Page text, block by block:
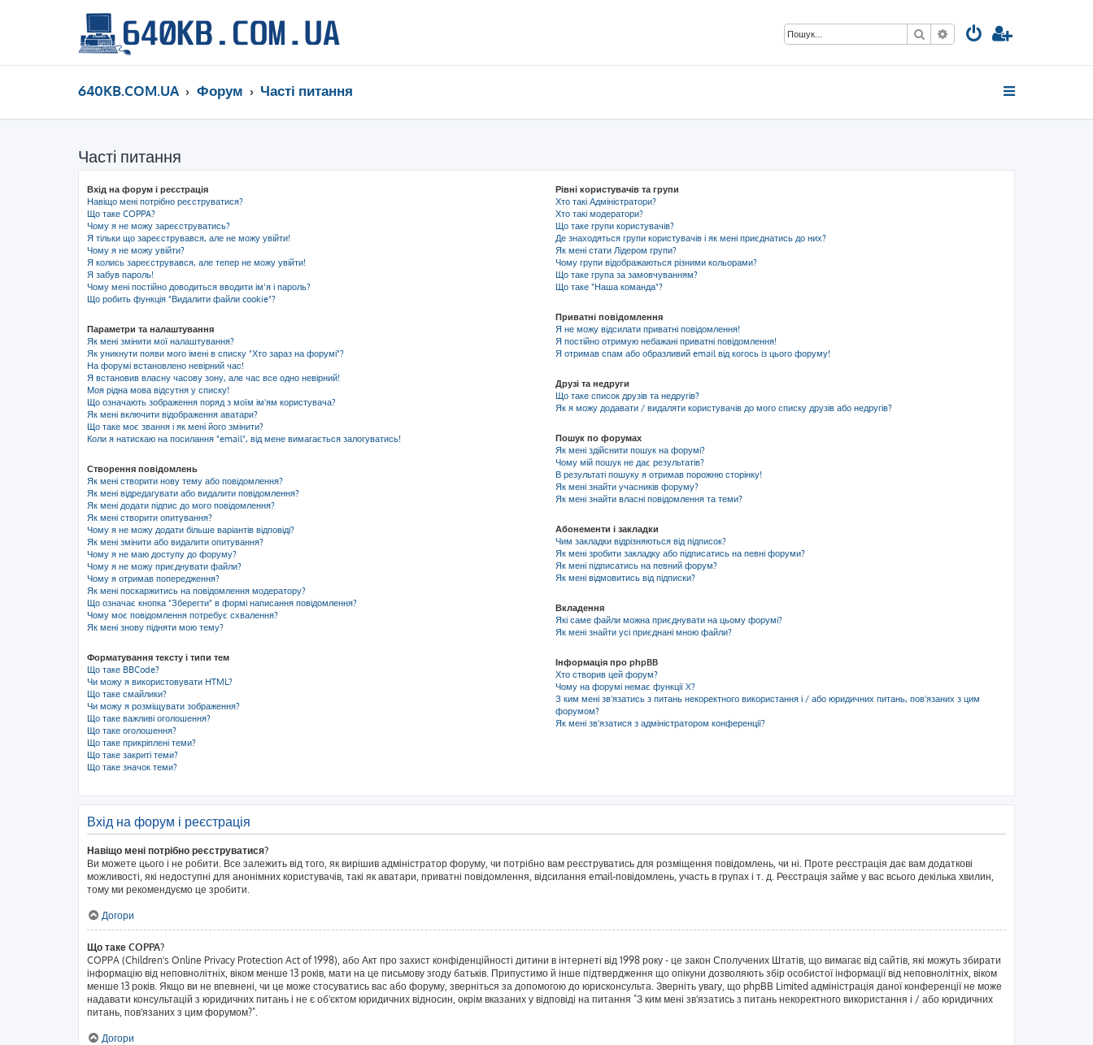
ПошукРозширений пошук
640KB.COM.UA Форум Часті питання
Часті питання
Вхід на форум і реєстрація
Навіщо мені потрібно реєструватися?
Що таке COPPA?
Чому я не можу зареєструватись?
Я тільки що зареєструвався, але не можу увійти!
Чому я не можу увійти?
Я колись зареєструвався, але тепер не можу увійти!
Я забув пароль!
Чому мені постійно доводиться вводити ім’я і пароль?
Що робить функція "Видалити файли cookie"?
Параметри та налаштування
Як мені змінити мої налаштування?
Як уникнути появи мого імені в списку "Хто зараз на форумі"?
На форумі встановлено невірний час!
Я встановив власну часову зону, але час все одно невірний!
Моя рідна мова відсутня у списку!
Що означають зображення поряд з моїм ім'ям користувача?
Як мені включити відображення аватари?
Що таке моє звання і як мені його змінити?
Коли я натискаю на посилання "email", від мене вимагається залогуватись!
Створення повідомлень
Як мені створити нову тему або повідомлення?
Як мені відредагувати або видалити повідомлення?
Як мені додати підпис до мого повідомлення?
Як мені створити опитування?
Чому я не можу додати більше варіантів відповіді?
Як мені змінити або видалити опитування?
Чому я не маю доступу до форуму?
Чому я не можу приєднувати файли?
Чому я отримав попередження?
Як мені поскаржитись на повідомлення модератору?
Що означає кнопка "Зберегти" в формі написання повідомлення?
Чому моє повідомлення потребує схвалення?
Як мені знову підняти мою тему?
Форматування тексту і типи тем
Що таке BBCode?
Чи можу я використовувати HTML?
Що таке смайлики?
Чи можу я розміщувати зображення?
Що таке важливі оголошення?
Що таке оголошення?
Що таке прикріплені теми?
Що таке закриті теми?
Що таке значок теми?
Рівні користувачів та групи
Хто такі Адміністратори?
Хто такі модератори?
Що таке групи користувачів?
Де знаходяться групи користувачів і як мені приєднатись до них?
Як мені стати Лідером групи?
Чому групи відображаються різними кольорами?
Що таке група за замовчуванням?
Що таке "Наша команда"?
Приватні повідомлення
Я не можу відсилати приватні повідомлення!
Я постійно отримую небажані приватні повідомлення!
Я отримав спам або образливий email від когось із цього форуму!
Друзі та недруги
Що таке список друзів та недругів?
Як я можу додавати / видаляти користувачів до мого списку друзів або недругів?
Пошук по форумах
Як мені здійснити пошук на форумі?
Чому мій пошук не дає результатів?
В результаті пошуку я отримав порожню сторінку!
Як мені знайти учасників форуму?
Як мені знайти власні повідомлення та теми?
Абонементи і закладки
Чим закладки відрізняються від підписок?
Як мені зробити закладку або підписатись на певні форуми?
Як мені підписатись на певний форум?
Як мені відмовитись від підписки?
Вкладення
Які саме файли можна приєднувати на цьому форумі?
Як мені знайти усі приєднані мною файли?
Інформація про phpBB
Хто створив цей форум?
Чому на форумі немає функції X?
З ким мені зв'язатись з питань некоректного використання і / або юридичних питань, пов'язаних з цим
форумом?
Як мені зв'язатися з адміністратором конференції?
Вхід на форум і реєстрація
Навіщо мені потрібно реєструватися?
Ви можете цього і не робити. Все залежить від того, як вирішив адміністратор форуму, чи потрібно вам реєструватись для розміщення повідомлень, чи ні. Проте реєстрація дає вам додаткові
можливості, які недоступні для анонімних користувачів, такі як аватари, приватні повідомлення, відсилання email-повідомлень, участь в групах і т. д. Реєстрація займе у вас всього декілька хвилин,
тому ми рекомендуємо це зробити.
Догори
Що таке COPPA?
COPPA (Children's Online Privacy Protection Act of 1998), або Акт про захист конфіденційності дитини в інтернеті від 1998 року - це закон Сполучених Штатів, що вимагає від сайтів, які можуть збирати
інформацію від неповнолітніх, віком менше 13 років, мати на це письмову згоду батьків. Припустимо й інше підтвердження що опікуни дозволяють збір особистої інформації від неповнолітніх, віком
менше 13 років. Якщо ви не впевнені, чи це може стосуватись вас або форуму, зверніться за допомогою до юрисконсульта. Зверніть увагу, що phpBB Limited адміністрація даної конференції не може
надавати консультацій з юридичних питань і не є об'єктом юридичних відносин, окрім вказаних у відповіді на питання "З ким мені зв'язатись з питань некоректного використання і / або юридичних
питань, пов'язаних з цим форумом?".
Догори